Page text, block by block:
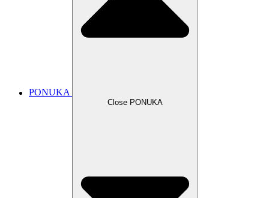
PONUKA
Close PONUKA